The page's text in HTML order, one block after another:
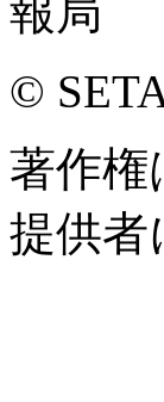
©
著作権
提供者